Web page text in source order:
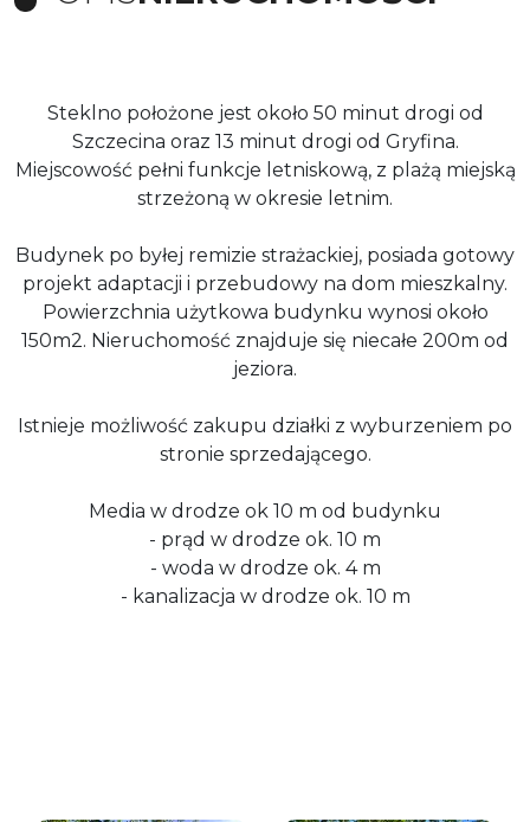
Steklno położone jest około 50 minut drogi od
Szczecina oraz 13 minut drogi od Gryfina.
Miejscowość pełni funkcje letniskową, z plażą miejską
strzeżoną w okresie letnim.
Budynek po byłej remizie strażackiej, posiada gotowy
projekt adaptacji i przebudowy na dom mieszkalny.
Powierzchnia użytkowa budynku wynosi około
150m2. Nieruchomość znajduje się niecałe 200m od
jeziora.
Istnieje możliwość zakupu działki z wyburzeniem po
stronie sprzedającego.
Media w drodze ok 10 m od budynku
- prąd w drodze ok. 10 m
- woda w drodze ok. 4 m
- kanalizacja w drodze ok. 10 m